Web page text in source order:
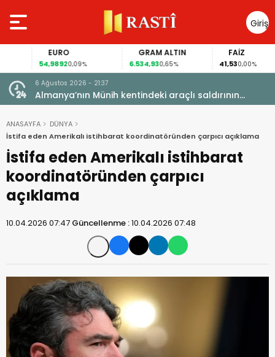
Giriş
Yap
EURO
54,98920,09%
GRAM ALTIN
6.534,930,65%
FAİZ
41,530,00%
FIFA
6 Ağustos 2026 - 21:37
Almanya’nın Münih kentindeki araçlı saldırının
sanığına ömür boyu hapis cezası
ANASAYFA
DÜNYA
İstifa eden Amerikalı istihbarat koordinatöründen çarpıcı açıklama
İstifa eden Amerikalı istihbarat
koordinatöründen çarpıcı
açıklama
10.04.2026 07:47 Güncellenme :10.04.2026 07:48